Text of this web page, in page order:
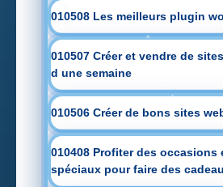
010508 Les meilleurs plugin
010507 Créer et vendre de
d une semaine
010506 Créer de bons sites
010408 Profiter des occasions
spéciaux pour faire des